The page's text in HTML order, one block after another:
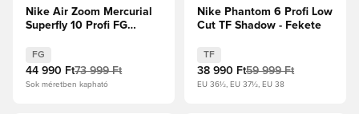
Nike Air Zoom Mercurial
Superfly 10 Profi FG
FG
44 990 Ft73 999 Ft
Sok méretben kapható
Nike Phantom 6 Profi Low
Cut TF Shadow - Fekete
TF
38 990 Ft59 999 Ft
EU 36½, EU 37½, EU 38